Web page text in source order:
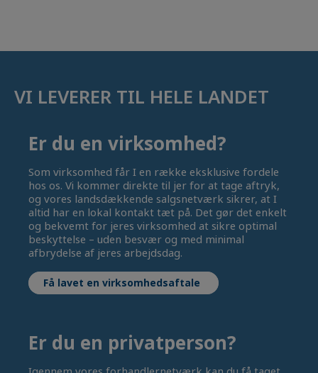
VI LEVERER TIL HELE LANDET
Er du en virksomhed?
Som virksomhed får I en række eksklusive fordele
hos os. Vi kommer direkte til jer for at tage aftryk,
og vores landsdækkende salgsnetværk sikrer, at I
altid har en lokal kontakt tæt på. Det gør det enkelt
og bekvemt for jeres virksomhed at sikre optimal
beskyttelse – uden besvær og med minimal
afbrydelse af jeres arbejdsdag.
Få lavet en virksomhedsaftale
Er du en privatperson?